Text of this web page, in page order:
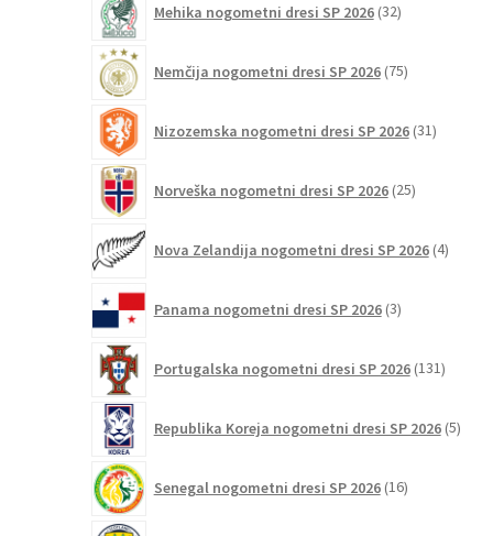
Mehika nogometni dresi SP 2026 32izdelkov
Nemčija nogometni dresi SP 2026 75izdelkov
Nizozemska nogometni dresi SP 2026 31izdelkov
Norveška nogometni dresi SP 2026 25izdelkov
Nova Zelandija nogometni dresi SP 2026 4izdelki
Panama nogometni dresi SP 2026 3izdelki
Portugalska nogometni dresi SP 2026 131
Republika Koreja nogometni dresi SP 2026 5
Senegal nogometni dresi SP 2026 16izdelkov